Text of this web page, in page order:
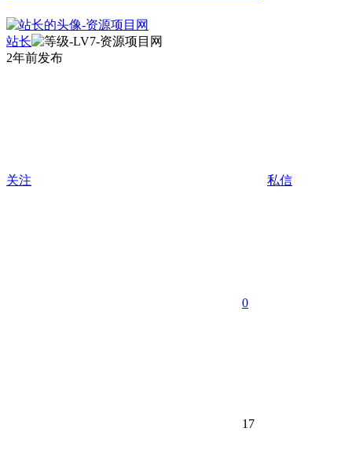
站长
2年前发布
关注 私信
0
17